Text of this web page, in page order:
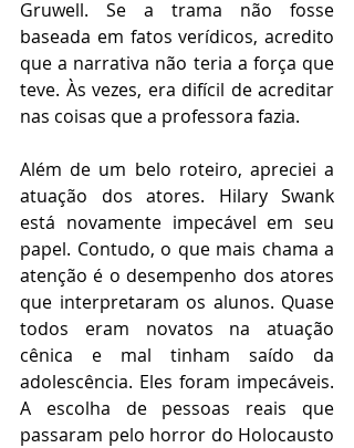
Gruwell. Se a trama não fosse
baseada em fatos verídicos, acredito
que a narrativa não teria a força que
teve. Às vezes, era difícil de acreditar
nas coisas que a professora fazia.
Além de um belo roteiro, apreciei a
atuação dos atores. Hilary Swank
está novamente impecável em seu
papel. Contudo, o que mais chama a
atenção é o desempenho dos atores
que interpretaram os alunos. Quase
todos eram novatos na atuação
cênica e mal tinham saído da
adolescência. Eles foram impecáveis.
A escolha de pessoas reais que
passaram pelo horror do Holocausto